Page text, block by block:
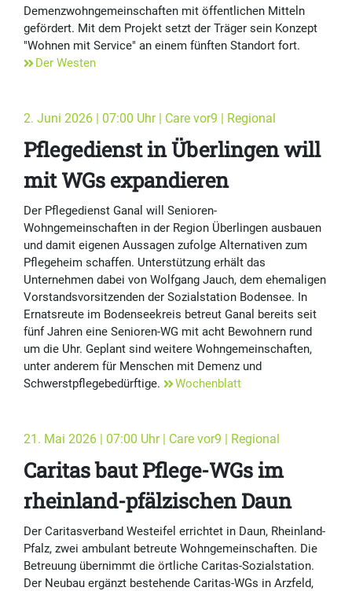
Demenzwohngemeinschaften mit öffentlichen Mitteln
gefördert. Mit dem Projekt setzt der Träger sein Konzept
"Wohnen mit Service" an einem fünften Standort fort.
Der Westen
2. Juni 2026 | 07:00 Uhr | Care vor9 | Regional
Pflegedienst in Überlingen will
mit WGs expandieren
Der Pflegedienst Ganal will Senioren-
Wohngemeinschaften in der Region Überlingen ausbauen
und damit eigenen Aussagen zufolge Alternativen zum
Pflegeheim schaffen. Unterstützung erhält das
Unternehmen dabei von Wolfgang Jauch, dem ehemaligen
Vorstandsvorsitzenden der Sozialstation Bodensee. In
Ernatsreute im Bodenseekreis betreut Ganal bereits seit
fünf Jahren eine Senioren-WG mit acht Bewohnern rund
um die Uhr. Geplant sind weitere Wohngemeinschaften,
unter anderem für Menschen mit Demenz und
Schwerstpflegebedürftige.
Wochenblatt
21. Mai 2026 | 07:00 Uhr | Care vor9 | Regional
Caritas baut Pflege-WGs im
rheinland-pfälzischen Daun
Der Caritasverband Westeifel errichtet in Daun, Rheinland-
Pfalz, zwei ambulant betreute Wohngemeinschaften. Die
Betreuung übernimmt die örtliche Caritas-Sozialstation.
Der Neubau ergänzt bestehende Caritas-WGs in Arzfeld,